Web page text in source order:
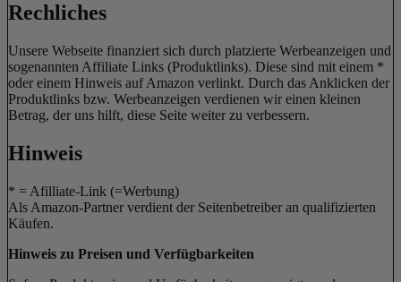
Rechliches
Unsere Webseite finanziert sich durch platzierte Werbeanzeigen und
sogenannten Affiliate Links (Produktlinks). Diese sind mit einem *
oder einem Hinweis auf Amazon verlinkt. Durch das Anklicken der
Produktlinks bzw. Werbeanzeigen verdienen wir einen kleinen
Betrag, der uns hilft, diese Seite weiter zu verbessern.
Hinweis
* = Afilliate-Link (=Werbung)
Als Amazon-Partner verdient der Seitenbetreiber an qualifizierten
Käufen.
Hinweis zu Preisen und Verfügbarkeiten